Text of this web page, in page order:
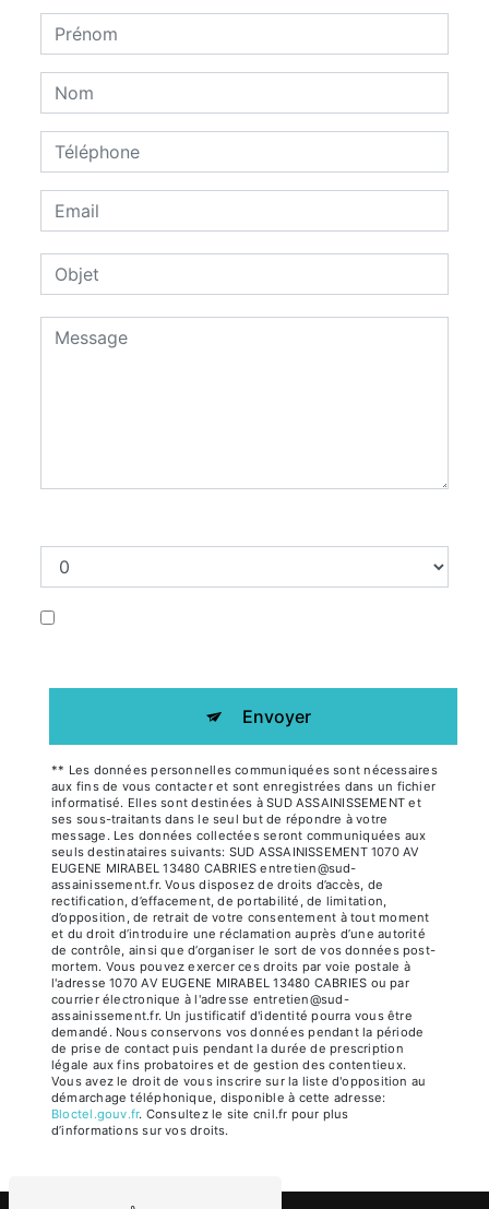
Envoyer
** Les données personnelles communiquées sont nécessaires
aux fins de vous contacter et sont enregistrées dans un fichier
informatisé. Elles sont destinées à SUD ASSAINISSEMENT et
ses sous-traitants dans le seul but de répondre à votre
message. Les données collectées seront communiquées aux
seuls destinataires suivants: SUD ASSAINISSEMENT 1070 AV
EUGENE MIRABEL 13480 CABRIES entretien@sud-
assainissement.fr. Vous disposez de droits d’accès, de
rectification, d’effacement, de portabilité, de limitation,
d’opposition, de retrait de votre consentement à tout moment
et du droit d’introduire une réclamation auprès d’une autorité
de contrôle, ainsi que d’organiser le sort de vos données post-
mortem. Vous pouvez exercer ces droits par voie postale à
l'adresse 1070 AV EUGENE MIRABEL 13480 CABRIES ou par
courrier électronique à l'adresse entretien@sud-
assainissement.fr. Un justificatif d'identité pourra vous être
demandé. Nous conservons vos données pendant la période
de prise de contact puis pendant la durée de prescription
légale aux fins probatoires et de gestion des contentieux.
Vous avez le droit de vous inscrire sur la liste d'opposition au
démarchage téléphonique, disponible à cette adresse:
Bloctel.gouv.fr. Consultez le site cnil.fr pour plus
d’informations sur vos droits.